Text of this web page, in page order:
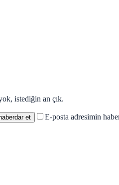
istediğin an çık.
et E-posta adresimin